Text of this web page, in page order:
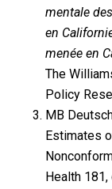
mentale
en
menée en
The
Policy
MB
Estimates
Health